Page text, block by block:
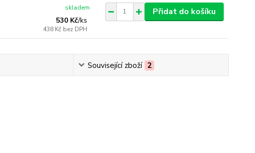
530 Kč/ks
438 Kč bez DPH
skladem Přidat do košíku
Související zboží 2